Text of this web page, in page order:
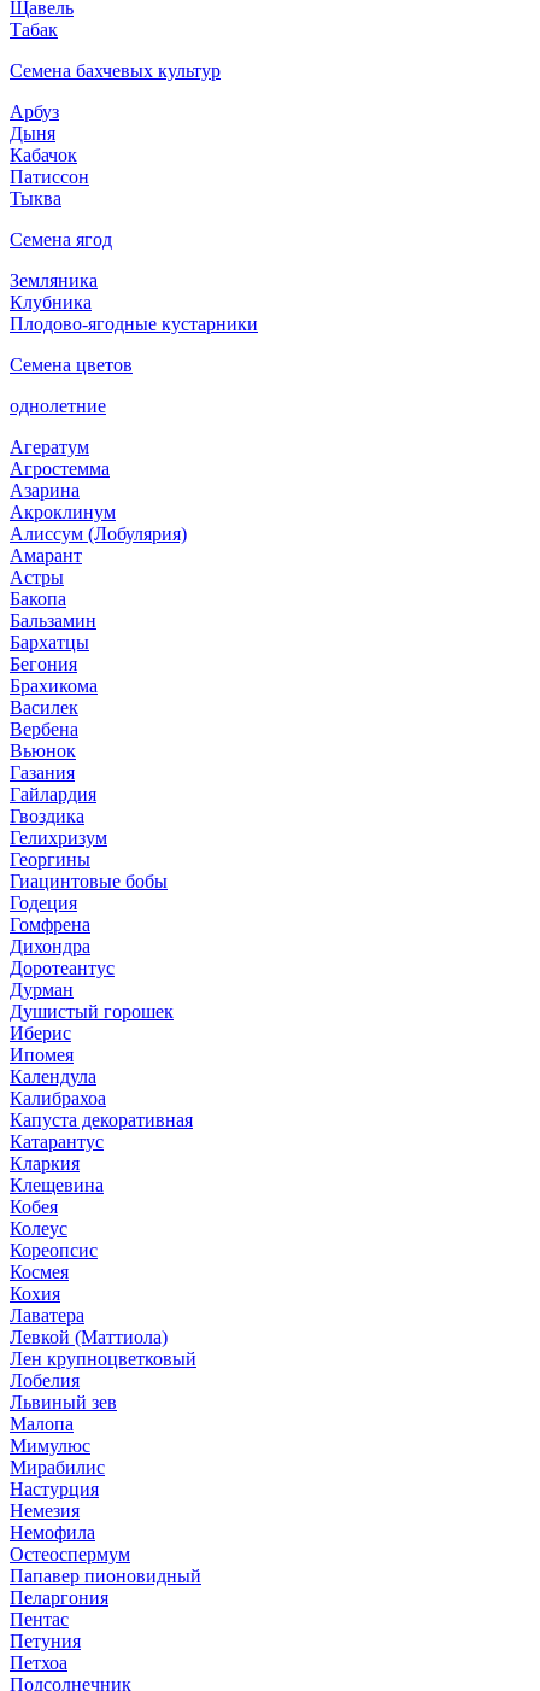
Щавель
Табак
Семена бахчевых культур
Арбуз
Дыня
Кабачок
Патиссон
Тыква
Семена ягод
Земляника
Клубника
Плодово-ягодные кустарники
Семена цветов
однолетние
Агератум
Агростемма
Азарина
Акроклинум
Алиссум (Лобулярия)
Амарант
Астры
Бакопа
Бальзамин
Бархатцы
Бегония
Брахикома
Василек
Вербена
Вьюнок
Газания
Гайлардия
Гвоздика
Гелихризум
Георгины
Гиацинтовые бобы
Годеция
Гомфрена
Дихондра
Доротеантус
Дурман
Душистый горошек
Иберис
Ипомея
Календула
Калибрахоа
Капуста декоративная
Катарантус
Кларкия
Клещевина
Кобея
Колеус
Кореопсис
Космея
Кохия
Лаватера
Левкой (Маттиола)
Лен крупноцветковый
Лобелия
Львиный зев
Малопа
Мимулюс
Мирабилис
Настурция
Немезия
Немофила
Остеоспермум
Папавер пионовидный
Пеларгония
Пентас
Петуния
Петхоа
Подсолнечник